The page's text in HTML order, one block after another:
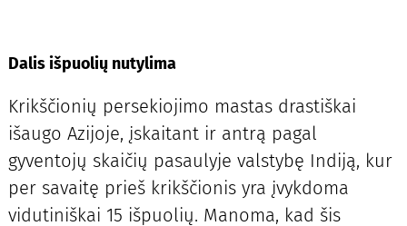
Dalis išpuolių nutylima
Krikščionių persekiojimo mastas drastiškai
išaugo Azijoje, įskaitant ir antrą pagal
gyventojų skaičių pasaulyje valstybę Indiją, kur
per savaitę prieš krikščionis yra įvykdoma
vidutiniškai 15 išpuolių. Manoma, kad šis